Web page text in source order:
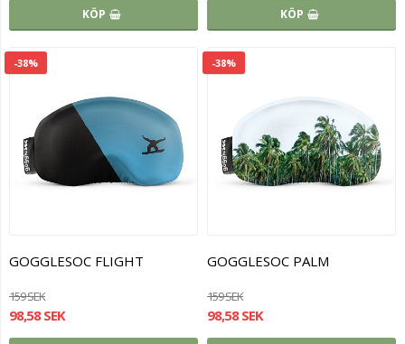
KÖP KÖP
-38%
GOGGLESOC FLIGHT
159 SEK
98,58 SEK
-38%
GOGGLESOC PALM
159 SEK
98,58 SEK